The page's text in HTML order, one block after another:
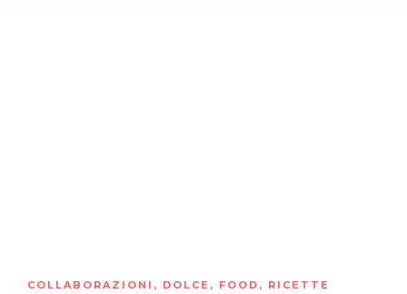
COLLABORAZIONI , DOLCE , FOOD , RICETTE